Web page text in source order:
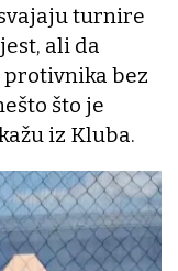
turnire
ali da
bez
što je
iz Kluba.